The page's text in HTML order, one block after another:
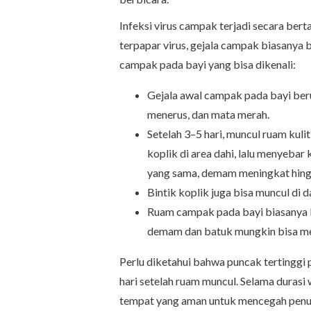
Infeksi virus campak terjadi secara
terpapar virus, gejala campak biasanya
campak pada bayi yang bisa dikenali:
Gejala awal campak pada bayi
menerus, dan mata merah.
Setelah 3–5 hari, muncul ruam
koplik di area dahi, lalu menyebar
yang sama, demam meningkat
Bintik koplik juga bisa muncul di
Ruam campak pada bayi
demam dan batuk mungkin bisa
Perlu diketahui bahwa puncak tertinggi
hari setelah ruam muncul. Selama
tempat yang aman untuk mencegah